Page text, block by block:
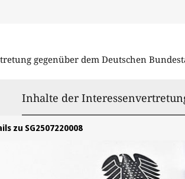
gegenüber dem Deutschen
Inhalte der
zu SG2507220008